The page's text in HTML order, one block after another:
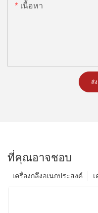
เนื้อหา
ส่
ที่คุณอาจชอบ
เครื่องกลึงอเนกประสงค์